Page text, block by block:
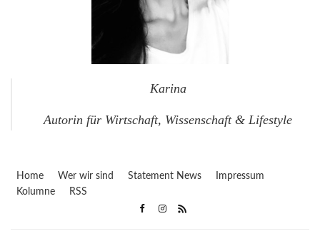
Karina
Autorin für Wirtschaft, Wissenschaft & Lifestyle
Home Wer wir sind Statement News
Impressum
Kolumne
RSS